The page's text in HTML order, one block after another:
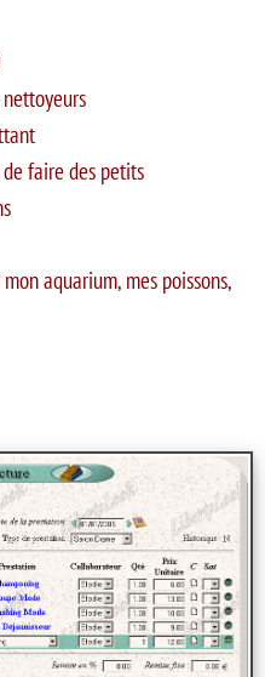
faire des petits
aquarium, mes poissons,